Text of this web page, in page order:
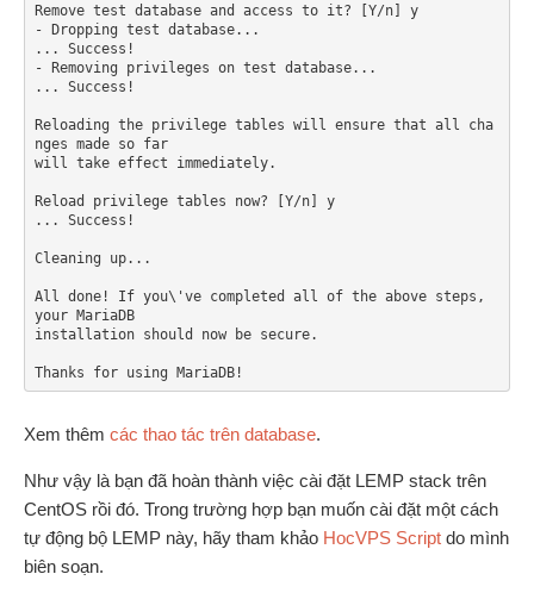
Remove test database and access to it? [Y/n] y
- Dropping test database...
... Success!
- Removing privileges on test database...
... Success!
Reloading the privilege tables will ensure that all cha
nges made so far
will take effect immediately.
Reload privilege tables now? [Y/n] y
... Success!
Cleaning up...
All done! If you\'ve completed all of the above steps,
your MariaDB
installation should now be secure.
Thanks for using MariaDB!
Xem thêm các thao tác trên database.
Như vậy là bạn đã hoàn thành việc cài đặt LEMP stack trên
CentOS rồi đó. Trong trường hợp bạn muốn cài đặt một cách
tự động bộ LEMP này, hãy tham khảo HocVPS Script do mình
biên soạn.